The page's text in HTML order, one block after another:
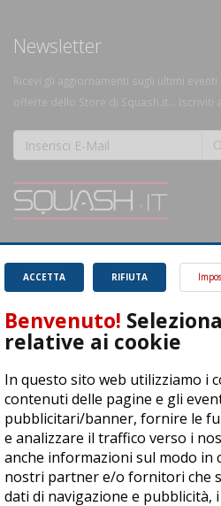
Newsletter
Ricevi gli aggiornamenti sugli ultimi
offerte dello Store di Squash.it... Iscriviti
magnifico sport.
Leggi
RIFIUTA
ACCETTA
Benvenuto!
relative ai cookie
In questo sito web utilizziamo i
contenuti delle pagine e gli
pubblicitari/banner, fornire le
e analizzare il traffico verso i
anche informazioni sul modo in
nostri partner e/o fornitori che
dati di navigazione e
ASD Let's Sport - Via T. Olivelli 3, 25014
04278030988
© Copyright 2015 | All Rights Reserved -
Privacy Policy Cookie